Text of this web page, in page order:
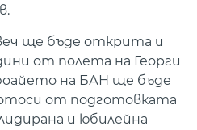
ще бъде открита и
от полета на Георги
на БАН ще бъде
от подготовката
и юбилейна